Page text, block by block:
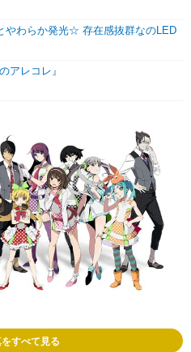
やわらか発光☆ 存在感抜群なのLED
アレコレ』
すべて見る